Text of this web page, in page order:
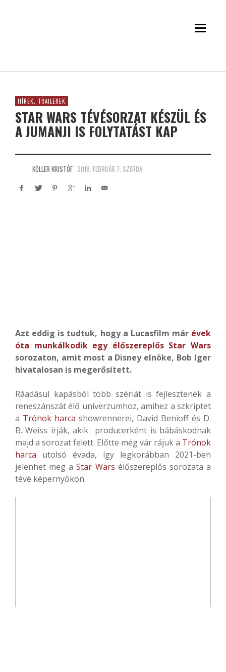
HÍREK, TRAILEREK
STAR WARS TÉVÉSORZAT KÉSZÜL ÉS
A JUMANJI IS FOLYTATÁST KAP
KÖLLER KRISTÓF 2018. FEBRUÁR 7. SZERDA
Azt eddig is tudtuk, hogy a Lucasfilm már évek
óta munkálkodik egy élőszereplős Star Wars
sorozaton, amit most a Disney elnöke, Bob Iger
hivatalosan is megerősített.
Ráadásul kapásból több szériát is fejlesztenek a
reneszánszát élő univerzumhoz, amihez a szkriptet
a Trónok harca showrennerei, David Benioff és D.
B. Weiss írják, akik producerként is bábáskodnak
majd a sorozat felett. Előtte még vár rájuk a Trónok
harca utolsó évada, így legkorábban 2021-ben
jelenhet meg aStar Wars élőszereplős sorozata a
tévé képernyőkön.